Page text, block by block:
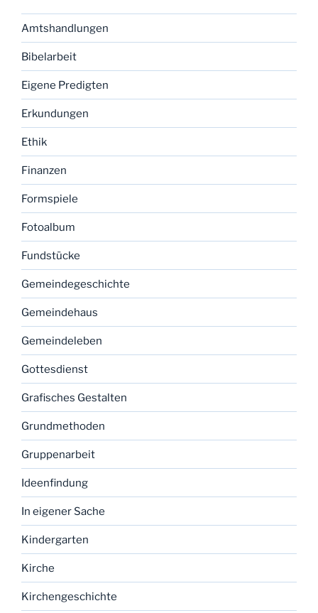
Amtshandlungen
Bibelarbeit
Eigene Predigten
Erkundungen
Ethik
Finanzen
Formspiele
Fotoalbum
Fundstücke
Gemeindegeschichte
Gemeindehaus
Gemeindeleben
Gottesdienst
Grafisches Gestalten
Grundmethoden
Gruppenarbeit
Ideenfindung
In eigener Sache
Kindergarten
Kirche
Kirchengeschichte